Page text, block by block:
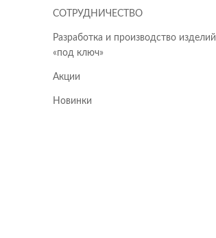
СОТРУДНИЧЕСТВО
Разработка и производство изделий
«под ключ»
Акции
Новинки